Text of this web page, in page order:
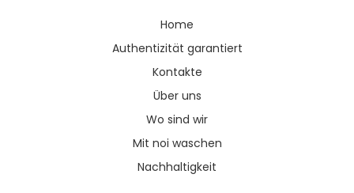
Home
Authentizität garantiert
Kontakte
Über uns
Wo sind wir
Mit noi waschen
Nachhaltigkeit